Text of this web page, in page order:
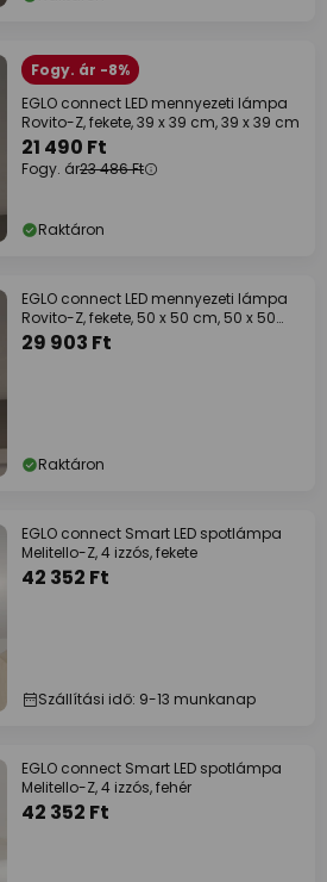
Fogy. ár -8%
EGLO connect LED mennyezeti lámpa
Rovito-Z, fekete, 39 x 39 cm, 39 x 39 cm
21 490 Ft
Fogy. ár23 486 Ft
Raktáron
EGLO connect LED mennyezeti lámpa
Rovito-Z, fekete, 50 x 50 cm, 50 x 50
cm
29 903 Ft
Raktáron
EGLO connect Smart LED spotlámpa
Melitello-Z, 4 izzós, fekete
42 352 Ft
Szállítási idő: 9-13 munkanap
EGLO connect Smart LED spotlámpa
Melitello-Z, 4 izzós, fehér
42 352 Ft